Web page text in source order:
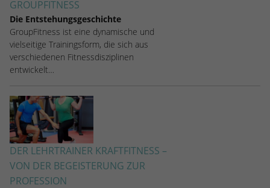
GROUPFITNESS
Die Entstehungsgeschichte
GroupFitness ist eine dynamische und
vielseitige Trainingsform, die sich aus
verschiedenen Fitnessdisziplinen
entwickelt…
DER LEHRTRAINER KRAFTFITNESS –
VON DER BEGEISTERUNG ZUR
PROFESSION